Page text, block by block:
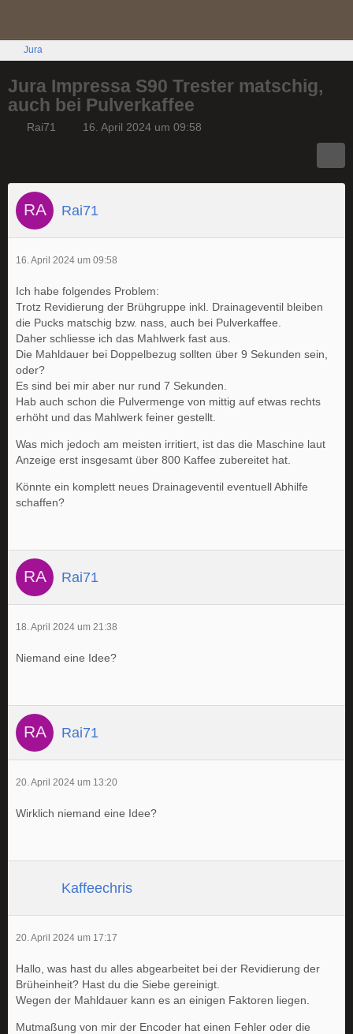
Jura
Jura Impressa S90 Trester matschig,
auch bei Pulverkaffee
Rai71 16. April 2024 um 09:58
Rai71
16. April 2024 um 09:58
Ich habe folgendes Problem:
Trotz Revidierung der Brühgruppe inkl. Drainageventil bleiben
die Pucks matschig bzw. nass, auch bei Pulverkaffee.
Daher schliesse ich das Mahlwerk fast aus.
Die Mahldauer bei Doppelbezug sollten über 9 Sekunden sein,
oder?
Es sind bei mir aber nur rund 7 Sekunden.
Hab auch schon die Pulvermenge von mittig auf etwas rechts
erhöht und das Mahlwerk feiner gestellt.
Was mich jedoch am meisten irritiert, ist das die Maschine laut
Anzeige erst insgesamt über 800 Kaffee zubereitet hat.
Könnte ein komplett neues Drainageventil eventuell Abhilfe
schaffen?
Rai71
18. April 2024 um 21:38
Niemand eine Idee?
Rai71
20. April 2024 um 13:20
Wirklich niemand eine Idee?
Kaffeechris
20. April 2024 um 17:17
Hallo, was hast du alles abgearbeitet bei der Revidierung der
Brüheinheit? Hast du die Siebe gereinigt.
Wegen der Mahldauer kann es an einigen Faktoren liegen.
Mutmaßung von mir der Encoder hat einen Fehler oder die